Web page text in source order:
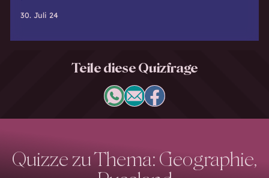
30. Juli 24
Teile diese Quizfrage
Quizze zu Thema: Geographie,